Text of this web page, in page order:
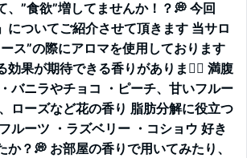
、”食欲”増してませんか！？💭 今回
についてご紹介させて頂きます 当サロ
ス”の際にアロマを使用しております
果が期待できる香りがあります🏻 ️満腹
バニラやチョコ ・ピーチ、甘いフルー
ローズなど花の香り ️脂肪分解に役立つ
ルーツ ・ラズベリー ・コショウ 好き
？💭 お部屋の香りで用いてみたり、